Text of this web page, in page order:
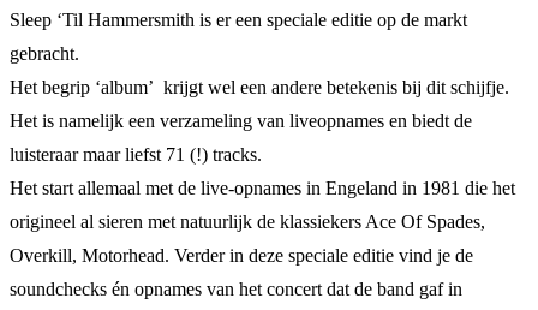
Sleep ‘Til Hammersmith is er een speciale editie op de markt
gebracht.
Het begrip ‘album’ krijgt wel een andere betekenis bij dit schijfje.
Het is namelijk een verzameling van liveopnames en biedt de
luisteraar maar liefst 71 (!) tracks.
Het start allemaal met de live-opnames in Engeland in 1981 die het
origineel al sieren met natuurlijk de klassiekers Ace Of Spades,
Overkill, Motorhead. Verder in deze speciale editie vind je de
soundchecks én opnames van het concert dat de band gaf in